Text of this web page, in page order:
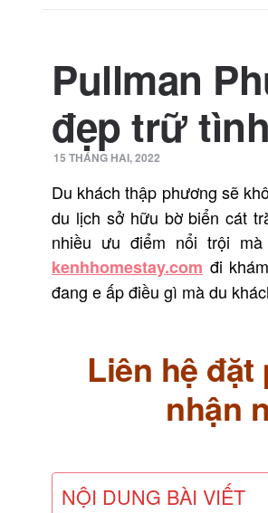
Pullman
đẹp trữ
15 THÁNG HAI, 2022
Du khách thập phương sẽ
du lịch sở hữu bờ biển cát
nhiều ưu điểm nổi trội
kenhhomestay.com đi
đang e ấp điều gì mà du
Liên hệ
nhận
NỘI DUNG BÀI VIẾT